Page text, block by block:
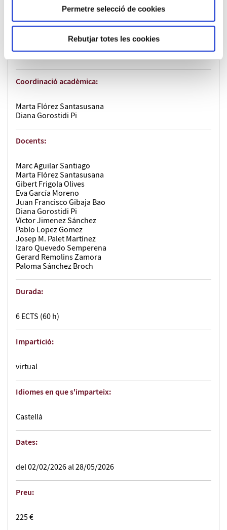
Permetre selecció de cookies
Rebutjar totes les cookies
promovent processos participatius i col·laboratius.
Desenvolupar estratègies per integrar el coneixement
governança compartida del patrimoni.
Coordinació acadèmica:
Marta Flórez Santasusana
Diana Gorostidi Pi
Docents:
Marc Aguilar Santiago
Marta Flórez Santasusana
Gibert Frigola Olives
Eva García Moreno
Juan Francisco Gibaja Bao
Diana Gorostidi Pi
Víctor Jimenez Sánchez
Pablo Lopez Gomez
Josep M. Palet Martínez
Izaro Quevedo Semperena
Gerard Remolins Zamora
Paloma Sánchez Broch
Durada:
6 ECTS (60 h)
Impartició:
virtual
Idiomes en que s'imparteix:
Castellà
Dates:
del 02/02/2026 al 28/05/2026
Preu:
225 €